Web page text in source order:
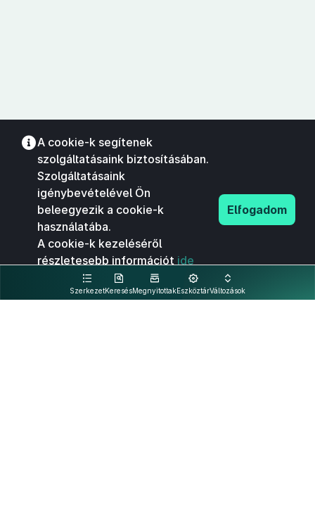
SzerkezetKeresésMegnyitottakEszköztárVáltozások
A cookie-k segítenek
szolgáltatásaink biztosításában.
Szolgáltatásaink
igénybevételével Ön
beleegyezik a cookie-k
használatába.
A cookie-k kezeléséről
részletesebb információt ide
kattintva olvashat.
Elfogadom